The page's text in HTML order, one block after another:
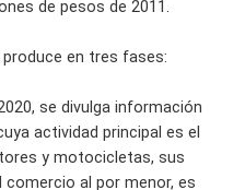
de pesos de 2011.
en tres fases:
se divulga información
actividad principal es el
y motocicletas, sus
al por menor, es